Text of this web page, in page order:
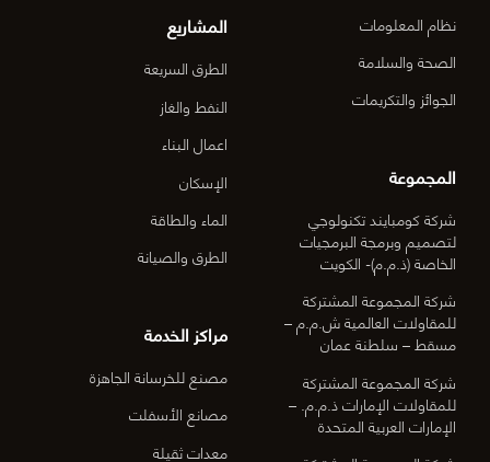
نظام المعلومات
الصحة والسلامة
الجوائز والتكريمات
المجموعة
شركة كومبايند تكنولوجي
لتصميم وبرمجة البرمجيات
الخاصة (ذ.م.م)- الكويت
شركة المجموعة المشتركة
للمقاولات العالمية ش.م.م –
مسقط – سلطنة عمان
شركة المجموعة المشتركة
للمقاولات الإمارات ذ.م.م. –
الإمارات العربية المتحدة
المشاريع
الطرق السريعة
النفط والغاز
اعمال البناء
الإسكان
الماء والطاقة
الطرق والصيانة
مراكز الخدمة
مصنع للخرسانة الجاهزة
مصانع الأسفلت
معدات ثقيلة